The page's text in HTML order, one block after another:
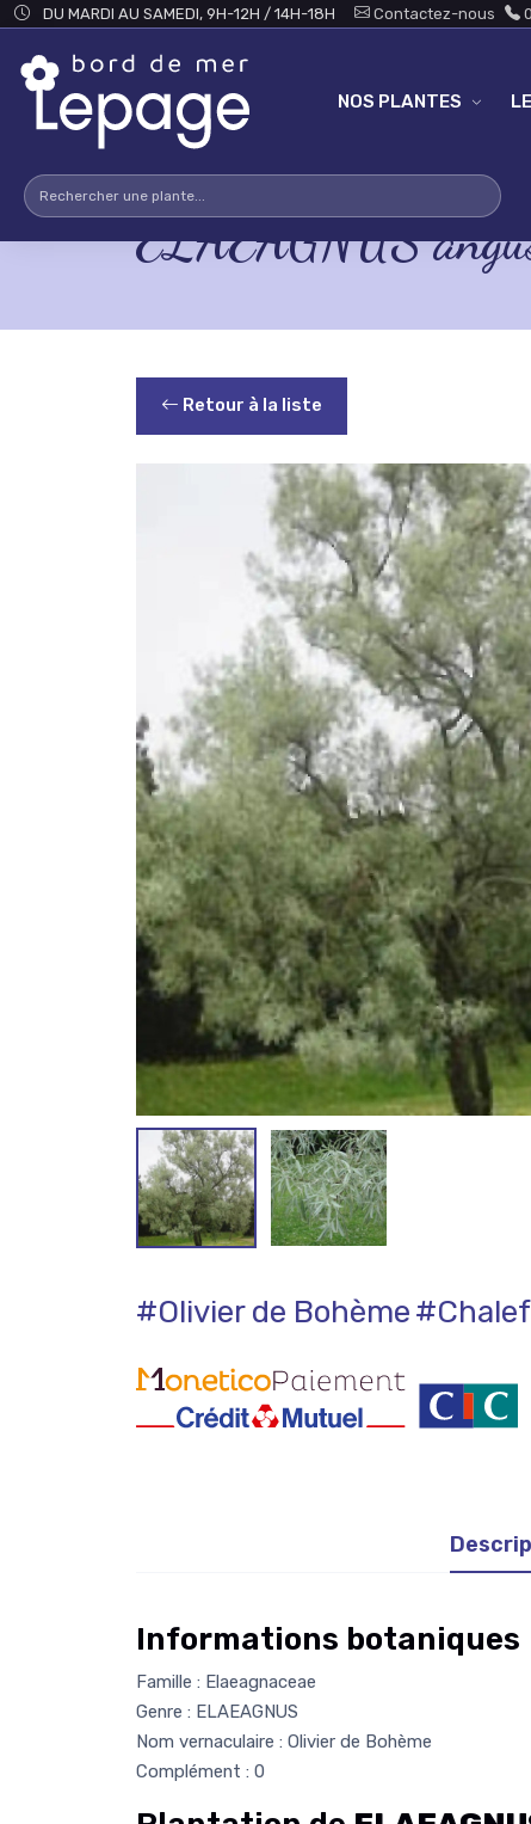
Skip to main content
DU MARDI AU SAMEDI, 9H-12H / 14H-18H Contactez-nous
NOS PLANTES
ELAEAGNUS
Retour à la liste
#Olivier de Bohème#Chalef
Informations botaniques
Famille : Elaeagnaceae
Genre : ELAEAGNUS
Nom vernaculaire : Olivier de Bohème
Complément : 0